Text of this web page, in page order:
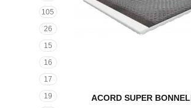
105
26
15
16
17
19 ACORD SUPER